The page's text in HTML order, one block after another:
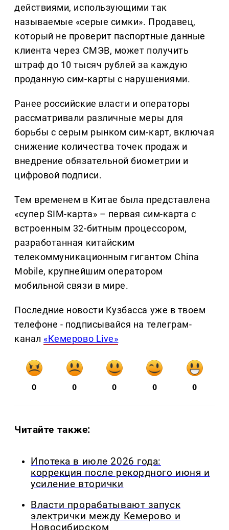
действиями, использующими так
называемые «серые симки». Продавец,
который не проверит паспортные данные
клиента через СМЭВ, может получить
штраф до 10 тысяч рублей за каждую
проданную сим-карты с нарушениями.
Ранее российские власти и операторы
рассматривали различные меры для
борьбы с серым рынком сим-карт, включая
снижение количества точек продаж и
внедрение обязательной биометрии и
цифровой подписи.
Тем временем в Китае была представлена
«супер SIM-карта» – первая сим-карта с
встроенным 32-битным процессором,
разработанная китайским
телекоммуникационным гигантом China
Mobile, крупнейшим оператором
мобильной связи в мире.
Последние новости Кузбасса уже в твоем
телефоне - подписывайся на телеграм-
канал «Кемерово Live»
0 0 0 0 0
Читайте также:
Ипотека в июле 2026 года:
коррекция после рекордного июня и
усиление вторички
Власти прорабатывают запуск
электрички между Кемерово и
Новосибирском